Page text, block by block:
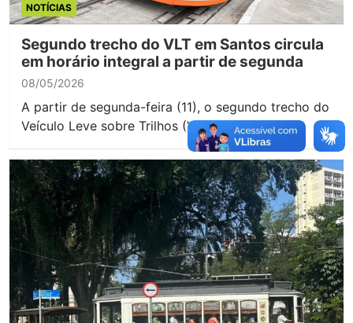
NOTÍCIAS
Segundo trecho do VLT em Santos circula
em horário integral a partir de segunda
08/05/2026
A partir de segunda-feira (11), o segundo trecho do
Veículo Leve sobre Trilhos (VLT), que liga…